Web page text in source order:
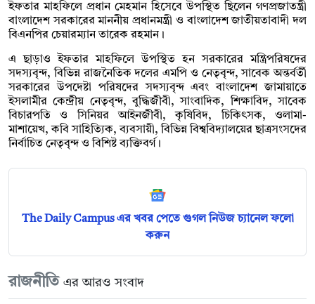
ইফতার মাহফিলে প্রধান মেহমান হিসেবে উপস্থিত ছিলেন গণপ্রজাতন্ত্রী
বাংলাদেশ সরকারের মাননীয় প্রধানমন্ত্রী ও বাংলাদেশ জাতীয়তাবাদী দল
বিএনপির চেয়ারম্যান তারেক রহমান।
এ ছাড়াও ইফতার মাহফিলে উপস্থিত হন সরকারের মন্ত্রিপরিষদের
সদস্যবৃন্দ, বিভিন্ন রাজনৈতিক দলের এমপি ও নেতৃবৃন্দ, সাবেক অন্তর্বর্তী
সরকারের উপদেষ্টা পরিষদের সদস্যবৃন্দ এবং বাংলাদেশ জামায়াতে
ইসলামীর কেন্দ্রীয় নেতৃবৃন্দ, বুদ্ধিজীবী, সাংবাদিক, শিক্ষাবিদ, সাবেক
বিচারপতি ও সিনিয়র আইনজীবী, কৃষিবিদ, চিকিৎসক, ওলামা-
মাশায়েখ, কবি সাহিত্যিক, ব্যবসায়ী, বিভিন্ন বিশ্ববিদ্যালয়ের ছাত্রসংসদের
নির্বাচিত নেতৃবৃন্দ ও বিশিষ্ট ব্যক্তিবর্গ ।
The Daily Campus এর খবর পেতে গুগল নিউজ চ্যানেল ফলো
করুন
রাজনীতি এর আরও সংবাদ